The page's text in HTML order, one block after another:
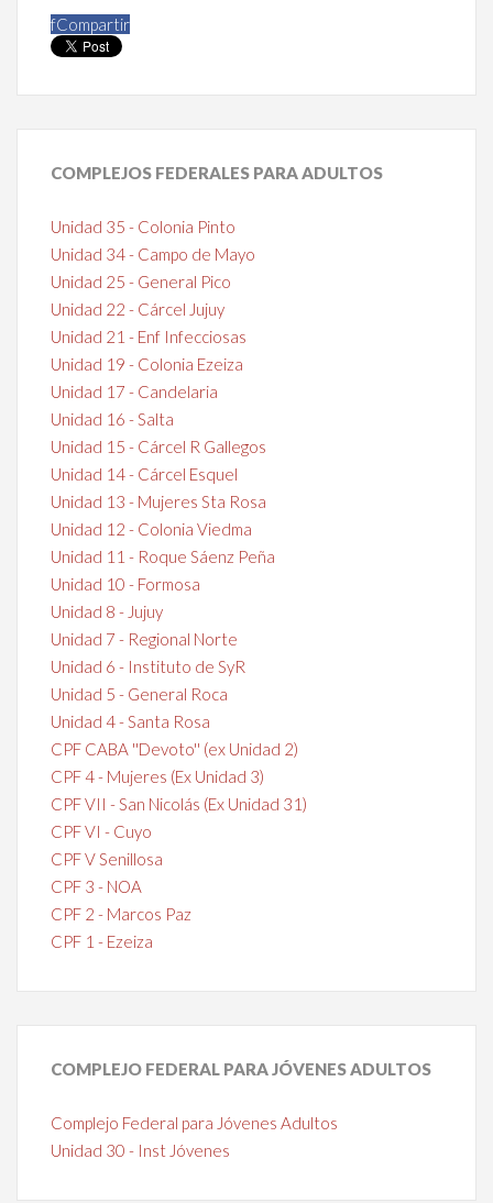
fCompartir
COMPLEJOS FEDERALES PARA ADULTOS
Unidad 35 - Colonia Pinto
Unidad 34 - Campo de Mayo
Unidad 25 - General Pico
Unidad 22 - Cárcel Jujuy
Unidad 21 - Enf Infecciosas
Unidad 19 - Colonia Ezeiza
Unidad 17 - Candelaria
Unidad 16 - Salta
Unidad 15 - Cárcel R Gallegos
Unidad 14 - Cárcel Esquel
Unidad 13 - Mujeres Sta Rosa
Unidad 12 - Colonia Viedma
Unidad 11 - Roque Sáenz Peña
Unidad 10 - Formosa
Unidad 8 - Jujuy
Unidad 7 - Regional Norte
Unidad 6 - Instituto de SyR
Unidad 5 - General Roca
Unidad 4 - Santa Rosa
CPF CABA ''Devoto'' (ex Unidad 2)
CPF 4 - Mujeres (Ex Unidad 3)
CPF VII - San Nicolás (Ex Unidad 31)
CPF VI - Cuyo
CPF V Senillosa
CPF 3 - NOA
CPF 2 - Marcos Paz
CPF 1 - Ezeiza
COMPLEJO FEDERAL PARA JÓVENES ADULTOS
Complejo Federal para Jóvenes Adultos
Unidad 30 - Inst Jóvenes